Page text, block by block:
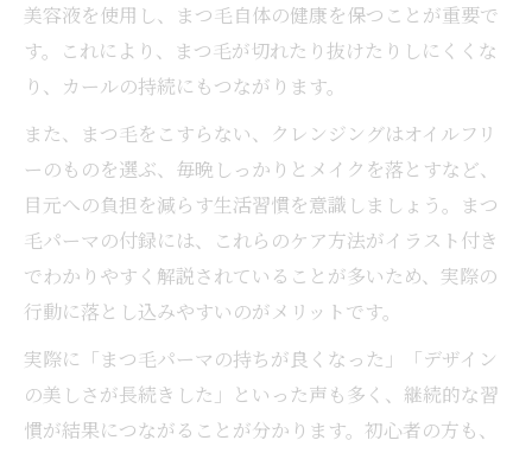
美容液を使用し、まつ毛自体の健康を保つことが重要で
す。これにより、まつ毛が切れたり抜けたりしにくくな
り、カールの持続にもつながります。
また、まつ毛をこすらない、クレンジングはオイルフリ
ーのものを選ぶ、毎晩しっかりとメイクを落とすなど、
目元への負担を減らす生活習慣を意識しましょう。まつ
毛パーマの付録には、これらのケア方法がイラスト付き
でわかりやすく解説されていることが多いため、実際の
行動に落とし込みやすいのがメリットです。
実際に「まつ毛パーマの持ちが良くなった」「デザイン
の美しさが長続きした」といった声も多く、継続的な習
慣が結果につながることが分かります。初心者の方も、